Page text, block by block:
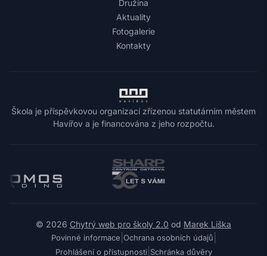
Družina
Aktuality
Fotogalerie
Kontakty
Škola je příspěvkovou organizací zřízenou statutárním městem
Havířov a je financována z jeho rozpočtu.
© 2026 Chytrý web pro školy 2.0 od Marek Liška
Povinné informace Ochrana osobních údajů
Prohlášení o přístupnosti Schránka důvěry